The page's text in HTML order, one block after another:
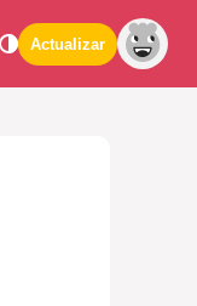
Actualizar